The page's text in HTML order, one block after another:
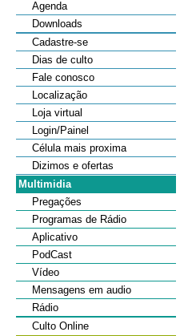
Agenda
Downloads
Cadastre-se
Dias de culto
Fale conosco
Localização
Loja virtual
Login/Painel
Célula mais proxima
Dizimos e ofertas
Multimidia
Pregações
Programas de Rádio
Aplicativo
PodCast
Vídeo
Mensagens em audio
Rádio
Culto Online